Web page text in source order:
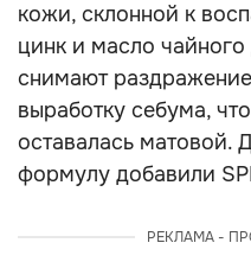
кожи, склонной к
цинк и масло
снимают
выработку себума,
оставалась матовой.
формулу добавили
РЕКЛАМА -